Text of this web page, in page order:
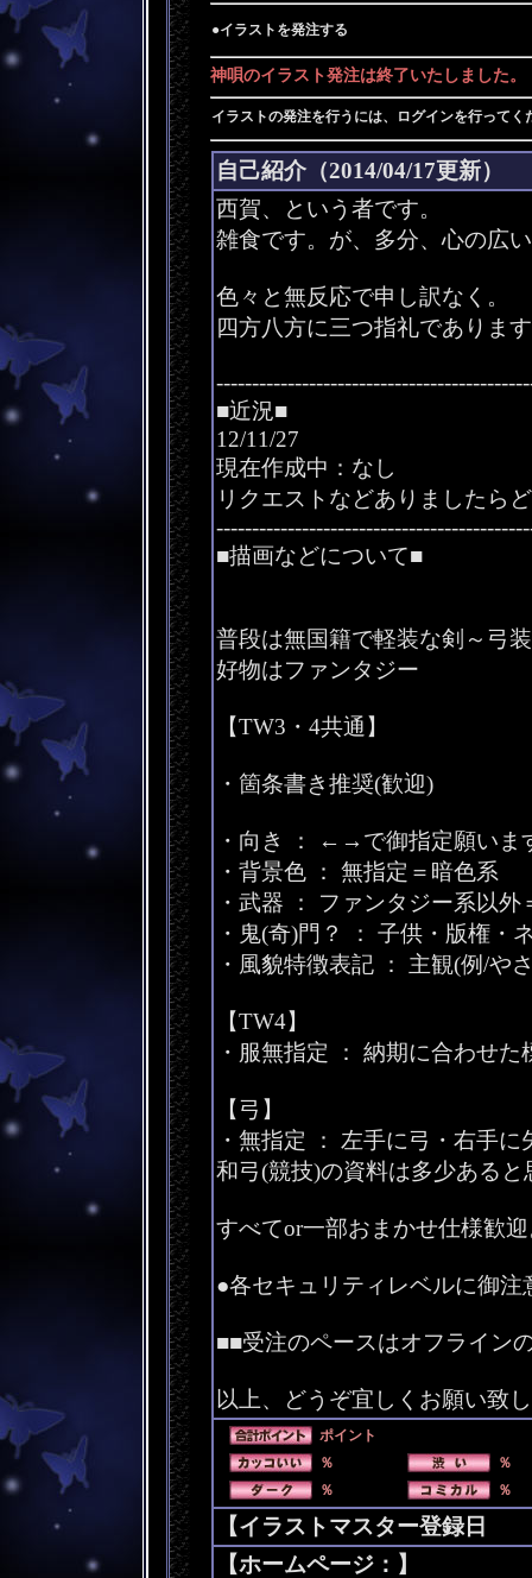
●イラストを発注する
神唄のイラスト発注は終了いたしました。
イラストの発注を行うには、ログインを行ってく
自己紹介（2014/04/17更新）
西賀、という者です。
雑食です。が、多分、心の広
色々と無反応で申し訳なく。
四方八方に三つ指礼でありま
■近況■
12/11/27
現在作成中：なし
リクエストなどありましたら
■描画などについて■
普段は無国籍で軽装な剣～弓
好物はファンタジー
【TW3・4共通】
・箇条書き推奨(歓迎)
・向き ： ←→で御指定願いま
・背景色 ： 無指定＝暗色系
・武器 ： ファンタジー系以
・鬼(奇)門？ ： 子供・版権・
・風貌特徴表記 ： 主観(例/や
【TW4】
・服無指定 ： 納期に合わせた
【弓】
・無指定 ： 左手に弓・右手に
和弓(競技)の資料は多少あると
すべてor一部おまかせ仕様歓
●各セキュリティレベルに御注
■■受注のペースはオフライン
以上、どうぞ宜しくお願い致
ポイント
％
％
％
％
【イラストマスター登録
【ホームページ：】